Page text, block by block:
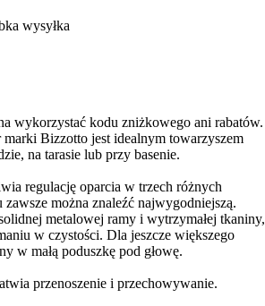
wysyłka
wykorzystać kodu zniżkowego ani rabatów.
Bizzotto jest idealnym towarzyszem
na tarasie lub przy basenie.
regulację oparcia w trzech różnych
można znaleźć najwygodniejszą.
metalowej ramy i wytrzymałej tkaniny,
w czystości. Dla jeszcze większego
w małą poduszkę pod głowę.
przenoszenie i przechowywanie.